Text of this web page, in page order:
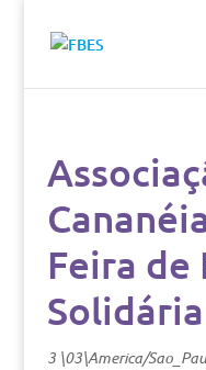
Feira de
Solidária
3 \03\America/